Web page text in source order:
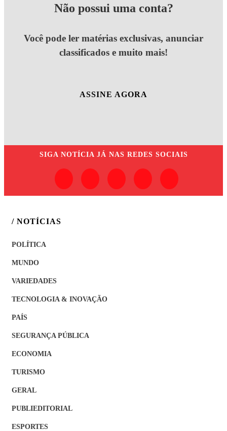
Não possui uma conta?
Você pode ler matérias exclusivas, anunciar
classificados e muito mais!
ASSINE AGORA
SIGA NOTÍCIA JÁ NAS REDES SOCIAIS
/ NOTÍCIAS
POLÍTICA
MUNDO
VARIEDADES
TECNOLOGIA & INOVAÇÃO
PAÍS
SEGURANÇA PÚBLICA
ECONOMIA
TURISMO
GERAL
PUBLIEDITORIAL
ESPORTES